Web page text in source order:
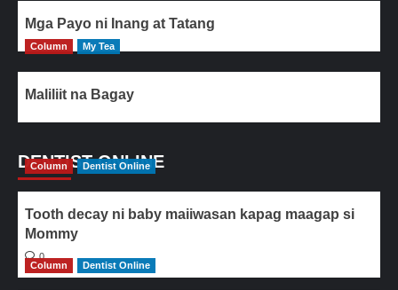
Mga Payo ni Inang at Tatang
Column My Tea
Maliliit na Bagay
DENTIST ONLINE
Column Dentist Online
Tooth decay ni baby maiiwasan kapag maagap si
Mommy
0
Column
Dentist Online